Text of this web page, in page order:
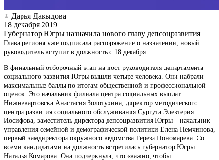
Дарья Давыдова
18 декабря 2019
Губернатор Югры назначила нового главу депсоцразвития
Глава региона уже подписала распоряжение о назначении, новый
руководитель вступит в должность с 18 декабря
В финальный отборочный этап на пост руководителя департамента
социального развития Югры вышли четыре человека. Они набрали
максимальные баллы по итогам общественной и профессиональной
оценок. Это начальник филиала центра социальных выплат
Нижневартовска Анастасия Золотухина, директор методического
центра развития социального обслуживания Сургута Элевтерия
Иосифова, заместитель директора депсоцразвития Югры – начальник
управления семейной и демографической политики Елена Немчинова,
первый замдиректора окружного ведомства Тереза Пономарева. Со
всеми кандидатами на должность встретилась губернатор Югры
Наталья Комарова. Она подчеркнула, что «важно, чтобы